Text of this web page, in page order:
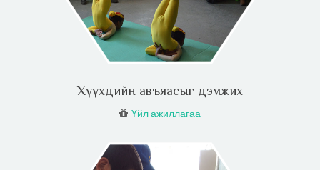
Хүүхдийн авъяасыг дэмжих
Үйл ажиллагаа